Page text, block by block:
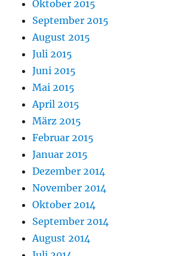
Oktober 2015
September 2015
August 2015
Juli 2015
Juni 2015
Mai 2015
April 2015
März 2015
Februar 2015
Januar 2015
Dezember 2014
November 2014
Oktober 2014
September 2014
August 2014